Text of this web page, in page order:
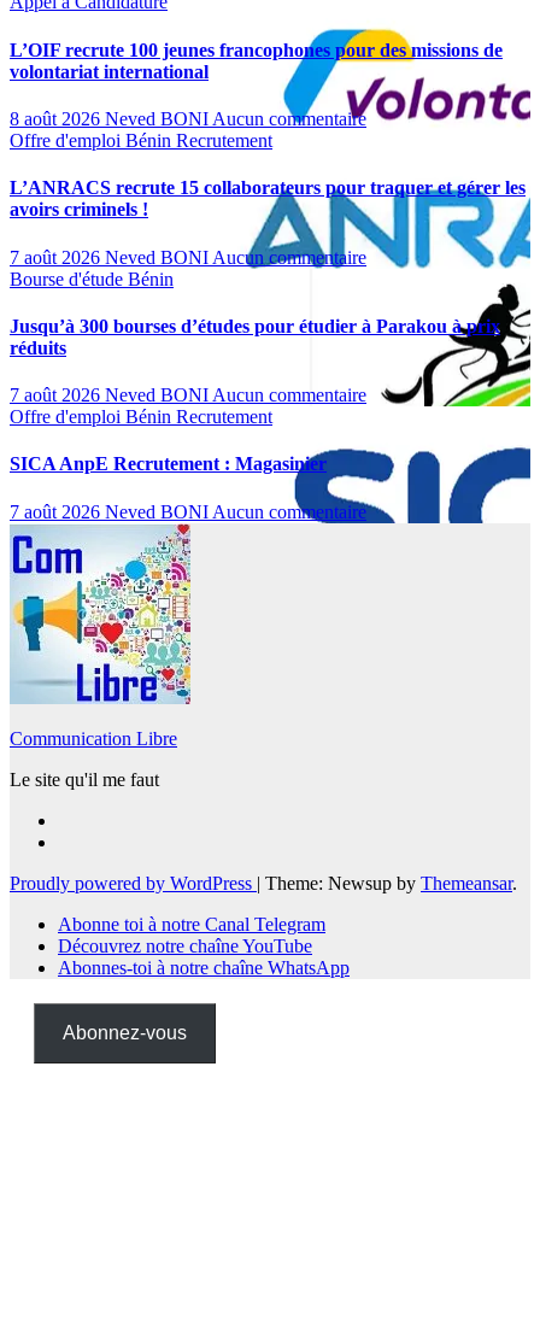
L’OIF recrute 100 jeunes francophones pour des missions de
volontariat international
8 août 2026 Neved BONI Aucun commentaire
Offre d'emploi Bénin Recrutement
L’ANRACS recrute 15 collaborateurs pour traquer et gérer les
avoirs criminels !
7 août 2026 Neved BONI Aucun commentaire
Bourse d'étude Bénin
Jusqu’à 300 bourses d’études pour étudier à Parakou à prix
réduits
7 août 2026 Neved BONI Aucun commentaire
Offre d'emploi Bénin Recrutement
SICA AnpE Recrutement : Magasinier
7 août 2026 Neved BONI Aucun commentaire
Communication Libre
Le site qu'il me faut
Proudly powered by WordPress | Theme: Newsup by Themeansar.
Abonne toi à notre Canal Telegram
Découvrez notre chaîne YouTube
Abonnes-toi à notre chaîne WhatsApp
Abonnez-vous